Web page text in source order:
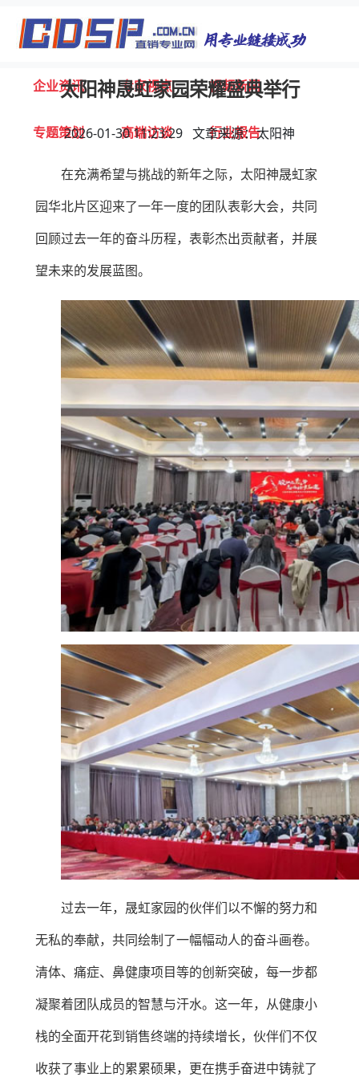
首页 独家报道 行业动态
企业资讯 专家视点 视频新闻
专题策划 高端访谈 行业报告
打击违规 联系我们
太阳神晟虹家园荣耀盛典举行
2026-01-30 11:23:29 文章来源：太阳神
在充满希望与挑战的新年之际，太阳神晟虹家
园华北片区迎来了一年一度的团队表彰大会，共同
回顾过去一年的奋斗历程，表彰杰出贡献者，并展
望未来的发展蓝图。
过去一年，晟虹家园的伙伴们以不懈的努力和
无私的奉献，共同绘制了一幅幅动人的奋斗画卷。
清体、痛症、鼻健康项目等的创新突破，每一步都
凝聚着团队成员的智慧与汗水。这一年，从健康小
栈的全面开花到销售终端的持续增长，伙伴们不仅
收获了事业上的累累硕果，更在携手奋进中铸就了